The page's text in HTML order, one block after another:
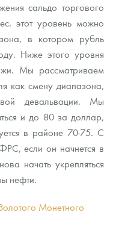
сальдо торгового
этот уровень можно
в котором рубль
Ниже этого уровня
Мы рассматриваем
как смену диапазона,
девальвации. Мы
и до 80 за доллар,
в районе 70-75. С
если он начнется в
начать укрепляться
нефти.
Монетного